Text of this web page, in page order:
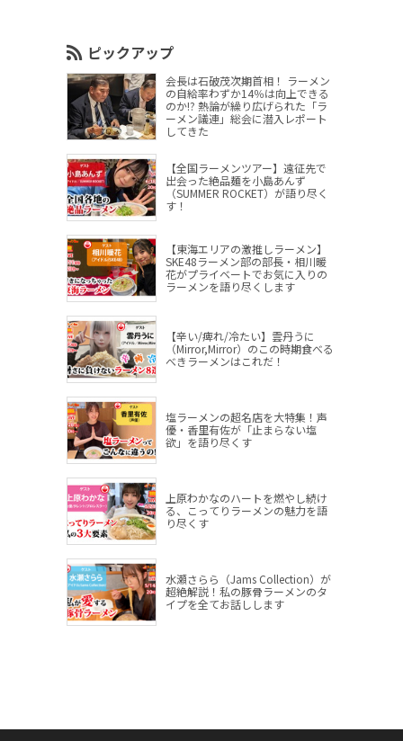
ピックアップ
会長は石破茂次期首相！ ラーメン
の自給率わずか14％は向上できる
のか!? 熱論が繰り広げられた「ラ
ーメン議連」総会に潜入レポート
してきた
【全国ラーメンツアー】遠征先で
出会った絶品麺を小島あんず
（SUMMER ROCKET）が語り尽く
す！
【東海エリアの激推しラーメン】
SKE48ラーメン部の部長・相川暖
花がプライベートでお気に入りの
ラーメンを語り尽くします
【辛い/痺れ/冷たい】雲丹うに
（Mirror,Mirror）のこの時期食べる
べきラーメンはこれだ！
塩ラーメンの超名店を大特集！声
優・香里有佐が「止まらない塩
欲」を語り尽くす
上原わかなのハートを燃やし続け
る、こってりラーメンの魅力を語
り尽くす
水瀬さらら（Jams Collection）が
超絶解説！私の豚骨ラーメンのタ
イプを全てお話しします